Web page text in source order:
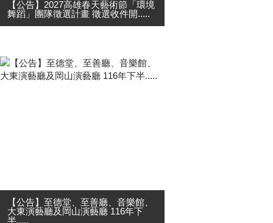
【公告】2027高雄春天藝術節「環境
舞蹈」團隊徵選計畫 徵選收件開.....
藝術節環境舞蹈系列舞作，是每年藝
術節裡重要舞蹈活動之一，透過
「動」態舞蹈，解構「靜」態建築環
【公告】至德堂、至善廳、音樂館、
大東演藝廳及岡山演藝廳 116年下
半.....